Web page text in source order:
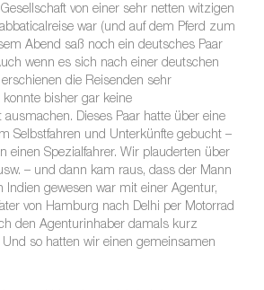
von einer sehr netten witzigen
war (und auf dem Pferd zum
Abend saß noch ein deutsches Paar
wenn es sich nach einer deutschen
die Reisenden sehr
konnte bisher gar keine
ausmachen. Dieses Paar hatte über eine
Selbstfahren und Unterkünfte gebucht –
einen Spezialfahrer. Wir plauderten über
– und dann kam raus, dass der Mann
Indien gewesen war mit einer Agentur,
von Hamburg nach Delhi per Motorrad
den Agenturinhaber damals kurz
so hatten wir einen gemeinsamen